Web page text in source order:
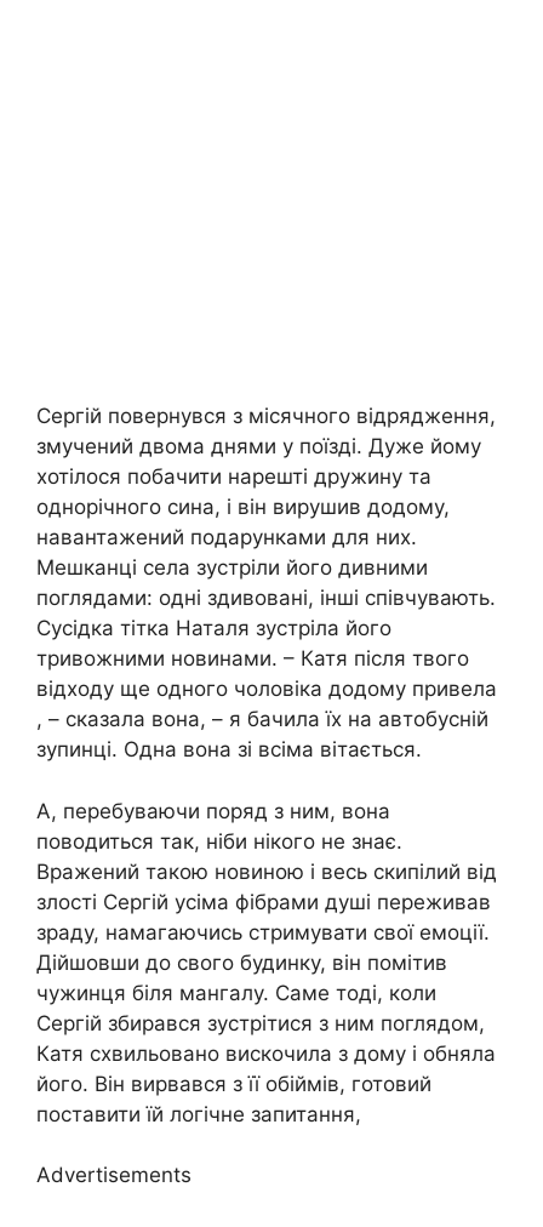
Сергій повернувся з місячного відрядження,
змучений двома днями у поїзді. Дуже йому
хотілося побачити нарешті дружину та
однорічного сина, і він вирушив додому,
навантажений подарунками для них.
Мешканці села зустріли його дивними
поглядами: одні здивовані, інші співчувають.
Сусідка тітка Наталя зустріла його
тривожними новинами. – Катя після твого
відходу ще одного чоловіка додому привела
, – сказала вона, – я бачила їх на автобусній
зупинці. Одна вона зі всіма вітається.
А, перебуваючи поряд з ним, вона
поводиться так, ніби нікого не знає.
Вражений такою новиною і весь скипілий від
злості Сергій усіма фібрами душі переживав
зраду, намагаючись стримувати свої емоції.
Дійшовши до свого будинку, він помітив
чужинця біля мангалу. Саме тоді, коли
Сергій збирався зустрітися з ним поглядом,
Катя схвильовано вискочила з дому і обняла
його. Він вирвався з її обіймів, готовий
поставити їй логічне запитання,
Advertisements